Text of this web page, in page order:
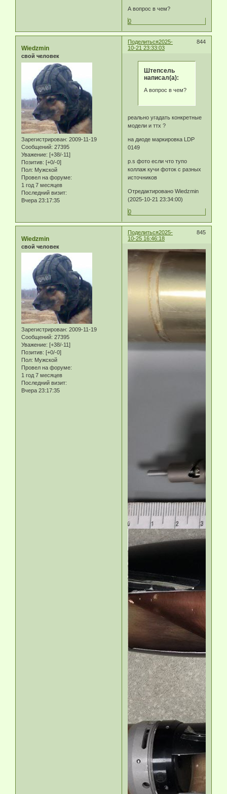
А вопрос в чем?
0
Поделиться 844
2025-
10-21 23:33:03
Wiedzmin
свой человек
Зарегистрирован: 2009-11-19
Сообщений: 27395
Уважение: [+38/-11]
Позитив: [+0/-0]
Пол: Мужской
Провел на форуме:
1 год 7 месяцев
Последний визит:
Вчера 23:17:35
Штепсель
написал(а):
А вопрос в чем?
реально угадать конкретные
модели и ттх ?
на диоде маркировка LDP
0149
p.s фото если что тупо
коллаж кучи фоток с разных
источников
Отредактировано Wiedzmin
(2025-10-21 23:34:00)
0
Поделиться 845
2025-
10-25 16:46:18
Wiedzmin
свой человек
Зарегистрирован: 2009-11-19
Сообщений: 27395
Уважение: [+38/-11]
Позитив: [+0/-0]
Пол: Мужской
Провел на форуме:
1 год 7 месяцев
Последний визит:
Вчера 23:17:35